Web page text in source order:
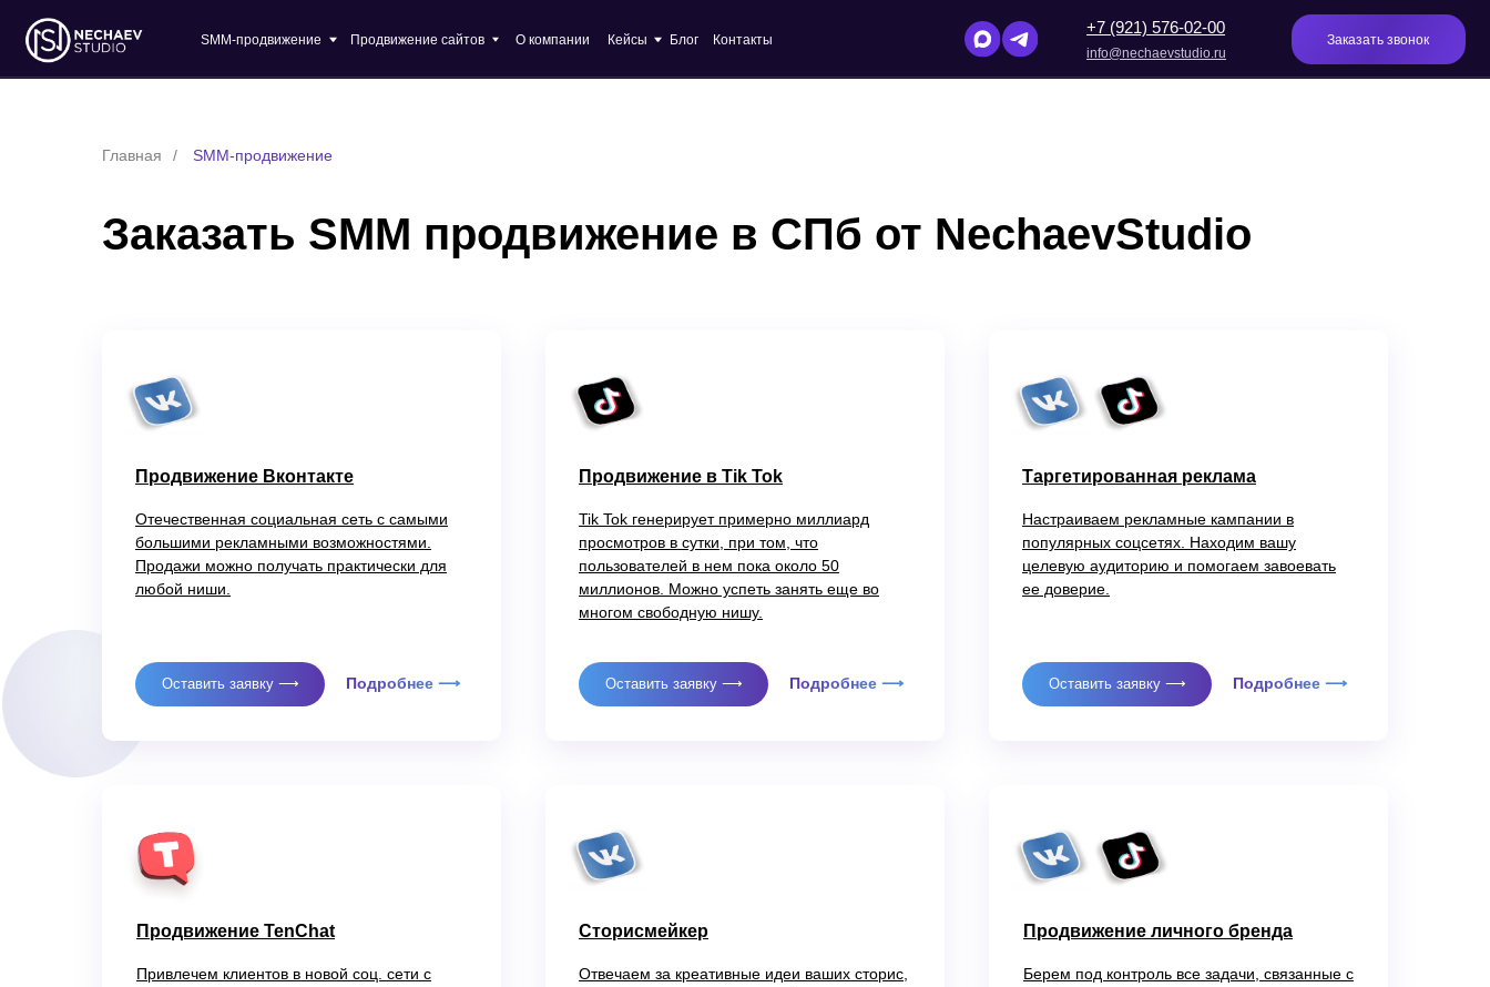
Заказать звонок
+7 (921) 576-02-00
info@nechaevstudio.ru
SMM-продвижение Продвижение сайтов О компании Кейсы Блог Контакты
Главная / SMM-продвижение
Заказать SMM продвижение в СПб от NechaevStudio
Продвижение Вконтакте
Отечественная социальная сеть с самыми
большими рекламными возможностями.
Продажи можно получать практически для
любой ниши.
Подробнее ⟶
Оставить заявку ⟶
Продвижение в Tik Tok
Tik Tok генерирует примерно миллиард
просмотров в сутки, при том, что
пользователей в нем пока около 50
миллионов. Можно успеть занять еще во
многом свободную нишу.
Подробнее ⟶
Оставить заявку ⟶
Таргетированная реклама
Настраиваем рекламные кампании в
популярных соцсетях. Находим вашу
целевую аудиторию и помогаем завоевать
ее доверие.
Подробнее ⟶
Оставить заявку ⟶
Сторисмейкер
Отвечаем за креативные идеи ваших сторис,
Продвижение личного бренда
Берем под контроль все задачи, связанные с
Продвижение TenChat
Привлечем клиентов в новой соц. сети с